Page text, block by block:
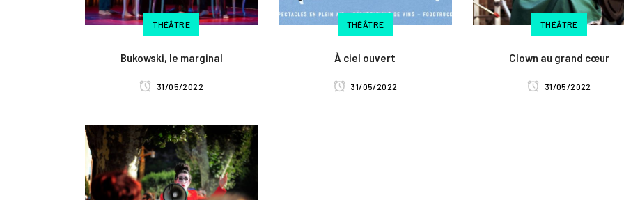
THÉÂTRE
Bukowski, le marginal
31/05/2022
THÉÂTRE
À ciel ouvert
31/05/2022
THÉÂTRE
Clown au grand cœur
31/05/2022